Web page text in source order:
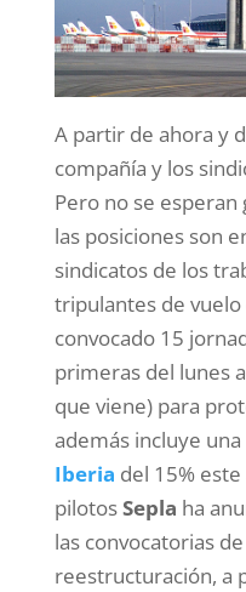
A partir de ahora y
compañía y los
Pero no se
las posiciones son
sindicatos de los
tripulantes de vuelo
convocado 15
primeras del lunes
que viene) para
además incluye
Iberia del 15%
pilotosSepla ha
las convocatorias
reestructuración, a